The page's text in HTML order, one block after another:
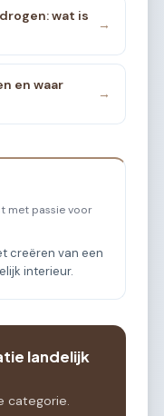
wat is
→
en waar
→
met passie voor
creëren van een
interieur.
landelijk
categorie.